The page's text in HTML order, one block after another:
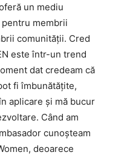
un mediu
membrii
comunității. Cred
este într-un trend
dat credeam că
fi îmbunătățite,
aplicare și mă bucur
Când am
cunoșteam
deoarece